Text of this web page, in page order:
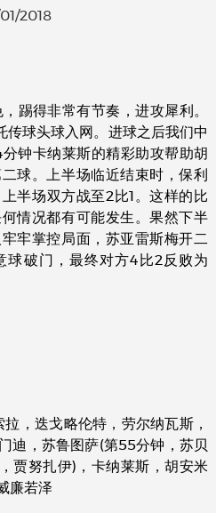
2018
踢得非常有节奏，进攻犀利。
传球头球入网。进球之后我们中
钟卡纳莱斯的精彩助攻帮助胡
球。上半场临近结束时，保利
半场双方战至2比1。这样的比
情况都有可能发生。果然下半
牢掌控局面，苏亚雷斯梅开二
球破门，最终对方4比2反败为
，迭戈略伦特，劳尔纳瓦斯，
迪，苏鲁图萨(第55分钟，苏贝
贾努扎伊)，卡纳莱斯，胡安米
廉若泽